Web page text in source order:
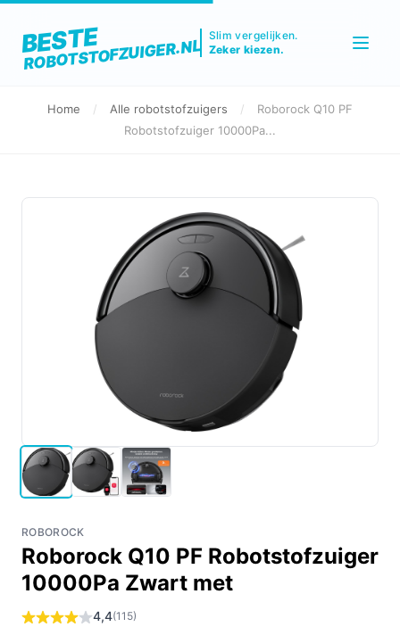
BESTE
ROBOTSTOFZUIGER.NL
Slim vergelijken.
Zeker kiezen.
Home / Alle robotstofzuigers /
Roborock Q10 PF
Robotstofzuiger 10000Pa...
ROBOROCK
Roborock Q10 PF Robotstofzuiger
10000Pa Zwart met
4,4(115)